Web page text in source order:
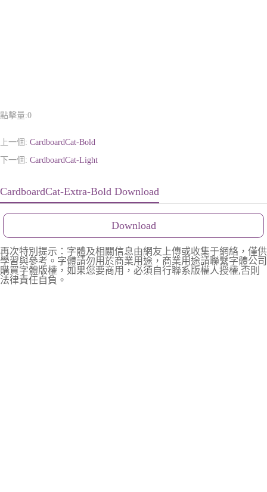
點擊量:0
上一個: CardboardCat-Bold
下一個: CardboardCat-Light
CardboardCat-Extra-Bold Download
Download
再次特別提示：字體及相關信息由網友上傳或收集于網絡，僅供
學習與參考。字體請勿用於商業用途，商業用途請聯繫字體公司
購買字體版權，如果您要商用，必須自行聯系版權人授權,否則
法律責任自負。